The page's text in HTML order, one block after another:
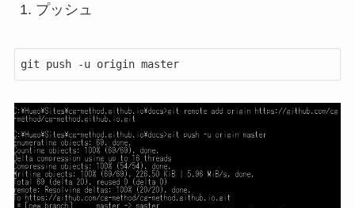
プッシュ
git push -u origin master